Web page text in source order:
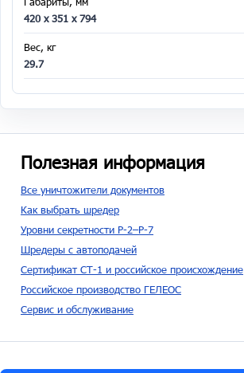
420 x 351 x 794
Вес, кг
29.7
Полезная информация
Все уничтожители документов
Как выбрать шредер
Уровни секретности P-2–P-7
Шредеры с автоподачей
Сертификат СТ-1 и российское происхождение
Российское производство ГЕЛЕОС
Сервис и обслуживание